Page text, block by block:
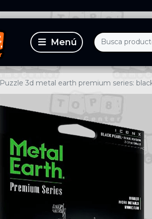
Puzzle 3d metal earth premium series: